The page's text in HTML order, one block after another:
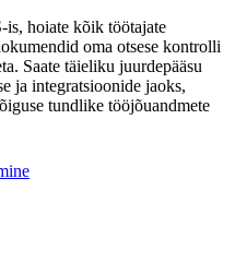
hoiate kõik töötajate
oma otsese kontrolli
Saate täieliku juurdepääsu
ja integratsioonide jaoks,
tundlike tööjõuandmete